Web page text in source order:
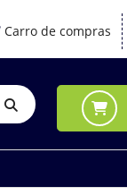
Carro de compras